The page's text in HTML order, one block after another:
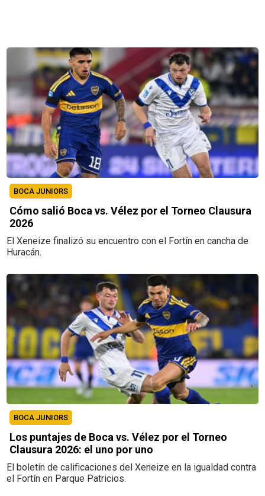
BOCA JUNIORS
Cómo salió Boca vs. Vélez por el Torneo Clausura
2026
El Xeneize finalizó su encuentro con el Fortín en cancha de
Huracán.
BOCA JUNIORS
Los puntajes de Boca vs. Vélez por el Torneo
Clausura 2026: el uno por uno
El boletín de calificaciones del Xeneize en la igualdad contra
el Fortín en Parque Patricios.